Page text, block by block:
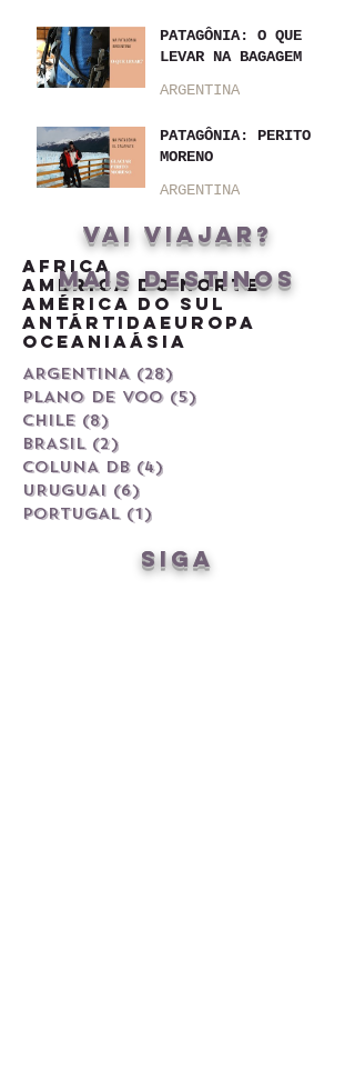
PATAGÔNIA: O QUE
LEVAR NA BAGAGEM
ARGENTINA
PATAGÔNIA: PERITO
MORENO
ARGENTINA
vai viajar?
Africa
América do Norte
América do Sul
Antártida Europa
OceaniaÁsia
MAIS DESTINOS
ARGENTINA (28)
PLANO DE VOO (5)
CHILE (8)
BRASIL (2)
COLUNA DB (4)
URUGUAI (6)
PORTUGAL (1)
siga